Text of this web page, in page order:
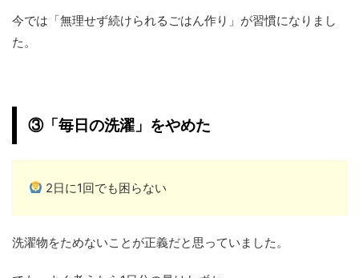
今では「無理せず続けられるごはん作り」が習慣になりまし
た。
③「毎日の洗濯」をやめた
2日に1回でも困らない
洗濯物をためないことが正義だと思っていました。